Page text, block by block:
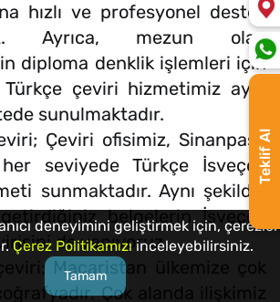
hızlı ve profesyonel destek
Ayrıca, mezun olan
diploma denklik işlemleri için
çeviri hizmetimiz aynı
sunulmaktadır.
Çeviri ofisimiz, Sinanpaşa
seviyede Türkçe İsveççe
sunmaktadır. Aynı şekilde,
belgelerin İsveççe
de yapıyoruz.
Macaristan ülkemize çok
Çok alanda ilişkimiz
Teklif Al
deneyimini geliştirmek için, çerezler
Çerez Politikamızı inceleyebilirsiniz.
Tamam